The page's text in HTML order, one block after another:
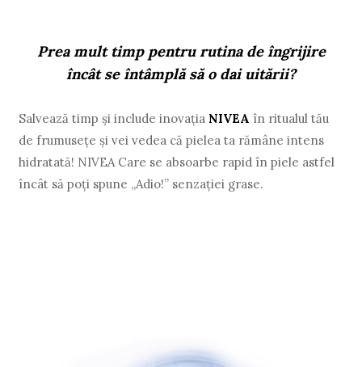
Prea mult timp pentru rutina de îngrijire
încât se întâmplă să o dai uitării?
Salvează timp şi include inovaţia NIVEA în ritualul tău
de frumuseţe şi vei vedea că pielea ta rămâne intens
hidratată! NIVEA Care se absoarbe rapid în piele astfel
încât să poţi spune „Adio!” senzaţiei grase.